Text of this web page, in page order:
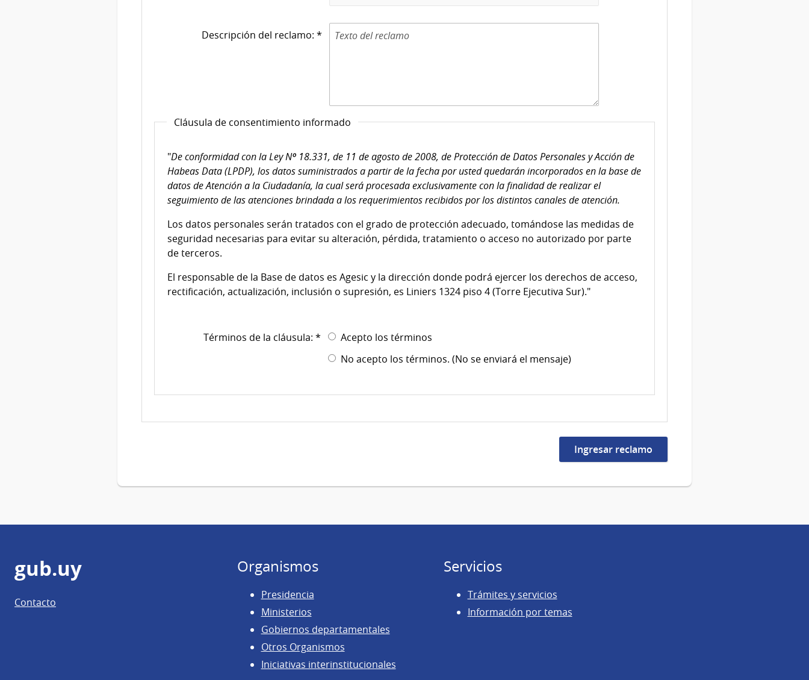
Descripción del reclamo: *
Cláusula de consentimiento informado
"De conformidad con la Ley Nº 18.331, de 11 de agosto de 2008, de Protección de Datos Personales y Acción de
Habeas Data (LPDP), los datos suministrados a partir de la fecha por usted quedarán incorporados en la base de
datos de Atención a la Ciudadanía, la cual será procesada exclusivamente con la finalidad de realizar el
seguimiento de las atenciones brindada a los requerimientos recibidos por los distintos canales de atención.
Los datos personales serán tratados con el grado de protección adecuado, tomándose las medidas de
seguridad necesarias para evitar su alteración, pérdida, tratamiento o acceso no autorizado por parte
de terceros.
El responsable de la Base de datos es Agesic y la dirección donde podrá ejercer los derechos de acceso,
rectificación, actualización, inclusión o supresión, es Liniers 1324 piso 4 (Torre Ejecutiva Sur)."
Términos de la cláusula: *
Acepto los términos
No acepto los términos. (No se enviará el mensaje)
Pie
de
página
gub.uy
Contacto
Organismos
Presidencia
Ministerios
Gobiernos departamentales
Otros Organismos
Iniciativas interinstitucionales
Servicios
Trámites y servicios
Información por temas